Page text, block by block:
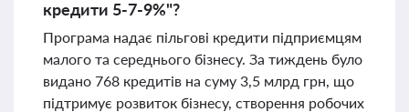
кредити 5-7-9%"?
Програма надає пільгові кредити підприємцям
малого та середнього бізнесу. За тиждень було
видано 768 кредитів на суму 3,5 млрд грн, що
підтримує розвиток бізнесу, створення робочих